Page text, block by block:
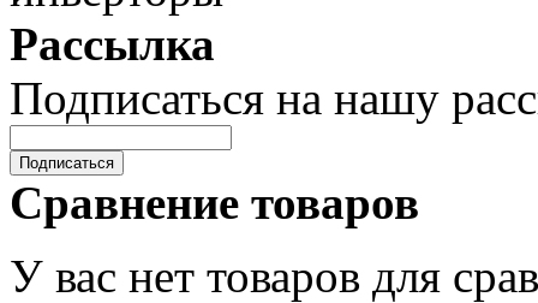
Рассылка
Подписаться на нашу
Подписаться
Сравнение товаров
У вас нет товаров для